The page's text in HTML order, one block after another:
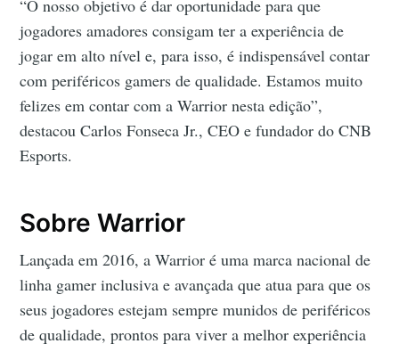
“O nosso objetivo é dar oportunidade para que
jogadores amadores consigam ter a experiência de
jogar em alto nível e, para isso, é indispensável contar
com periféricos gamers de qualidade. Estamos muito
felizes em contar com a Warrior nesta edição”,
destacou Carlos Fonseca Jr., CEO e fundador do CNB
Esports.
Sobre Warrior
Lançada em 2016, a Warrior é uma marca nacional de
linha gamer inclusiva e avançada que atua para que os
seus jogadores estejam sempre munidos de periféricos
de qualidade, prontos para viver a melhor experiência